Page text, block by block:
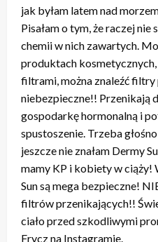
jak byłam latem nad
Pisałam o tym, że raczej
chemii w nich zawartych.
produktach
filtrami, można znaleźć
niebezpieczne!! Przenikają
gospodarkę hormonalną i
spustoszenie. Trzeba
jeszcze nie znałam Dermy
mamy KP i kobiety w
Sun są mega bezpieczne!
filtrów przenikających!!
ciało przed szkodliwymi
Frycz na Instagramie.